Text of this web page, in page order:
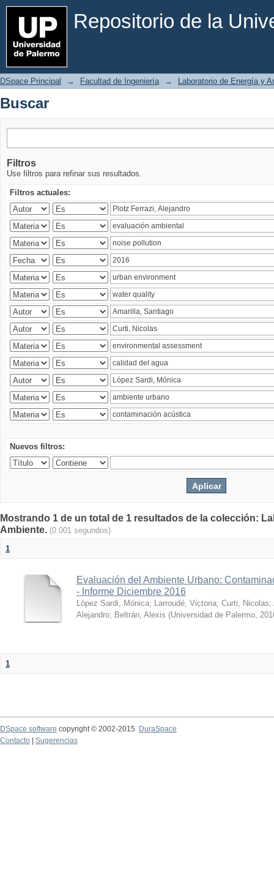
Repositorio de la
Buscar
DSpace Principal → Facultad de Ingeniería → Laboratorio de Energía y
Buscar
Filtros
Use filtros para refinar sus resultados.
Filtros actuales:
Nuevos filtros:
Mostrando 1 de un total de 1 resultados de la colección:
Ambiente. (0.001 segundos)
1
Evaluación del Ambiente Urbano:
- Informe Diciembre 2016
López Sardi, Mónica; Larroudé, Victoria; Curti, Nicolas;
Alejandro; Beltrán, Alexis (Universidad de Palermo,
1
DSpace software copyright © 2002-2015
DuraSpace
Contacto
Sugerencias